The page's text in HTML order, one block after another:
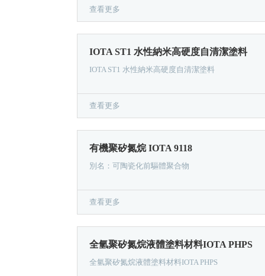
查看更多
IOTA ST1 水性納米高硬度自清潔塗料
IOTA ST1 水性納米高硬度自清潔塗料
查看更多
有機聚矽氮烷 IOTA 9118
別名：可陶瓷化前驅體聚合物
查看更多
全氫聚矽氮烷液體塗料材料IOTA PHPS
全氫聚矽氮烷液體塗料材料IOTA PHPS